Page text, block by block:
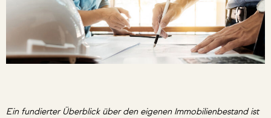
Ein fundierter Überblick über den eigenen Immobilienbestand ist